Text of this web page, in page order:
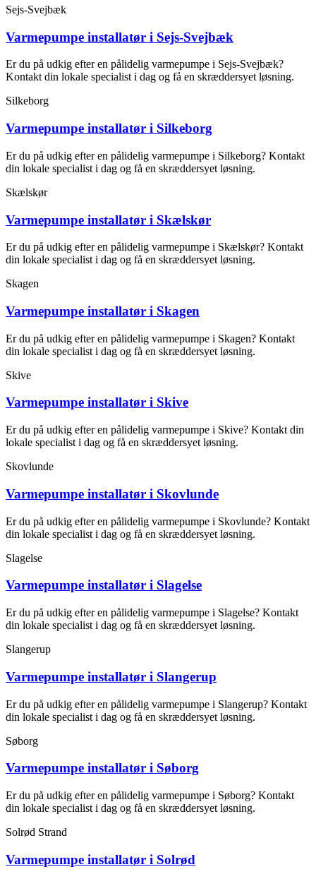
Sejs-Svejbæk
Varmepumpe installatør i Sejs-Svejbæk
Er du på udkig efter en pålidelig varmepumpe i Sejs-Svejbæk?
Kontakt din lokale specialist i dag og få en skræddersyet løsning.
Silkeborg
Varmepumpe installatør i Silkeborg
Er du på udkig efter en pålidelig varmepumpe i Silkeborg? Kontakt
din lokale specialist i dag og få en skræddersyet løsning.
Skælskør
Varmepumpe installatør i Skælskør
Er du på udkig efter en pålidelig varmepumpe i Skælskør? Kontakt
din lokale specialist i dag og få en skræddersyet løsning.
Skagen
Varmepumpe installatør i Skagen
Er du på udkig efter en pålidelig varmepumpe i Skagen? Kontakt
din lokale specialist i dag og få en skræddersyet løsning.
Skive
Varmepumpe installatør i Skive
Er du på udkig efter en pålidelig varmepumpe i Skive? Kontakt din
lokale specialist i dag og få en skræddersyet løsning.
Skovlunde
Varmepumpe installatør i Skovlunde
Er du på udkig efter en pålidelig varmepumpe i Skovlunde? Kontakt
din lokale specialist i dag og få en skræddersyet løsning.
Slagelse
Varmepumpe installatør i Slagelse
Er du på udkig efter en pålidelig varmepumpe i Slagelse? Kontakt
din lokale specialist i dag og få en skræddersyet løsning.
Slangerup
Varmepumpe installatør i Slangerup
Er du på udkig efter en pålidelig varmepumpe i Slangerup? Kontakt
din lokale specialist i dag og få en skræddersyet løsning.
Søborg
Varmepumpe installatør i Søborg
Er du på udkig efter en pålidelig varmepumpe i Søborg? Kontakt
din lokale specialist i dag og få en skræddersyet løsning.
Solrød Strand
Varmepumpe installatør i Solrød